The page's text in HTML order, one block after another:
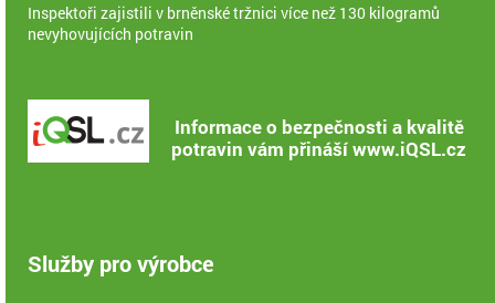
Inspektoři zajistili v brněnské tržnici více než 130 kilogramů
nevyhovujících potravin
Informace o bezpečnosti a kvalitě
potravin vám přináší www.iQSL.cz
Služby pro výrobce